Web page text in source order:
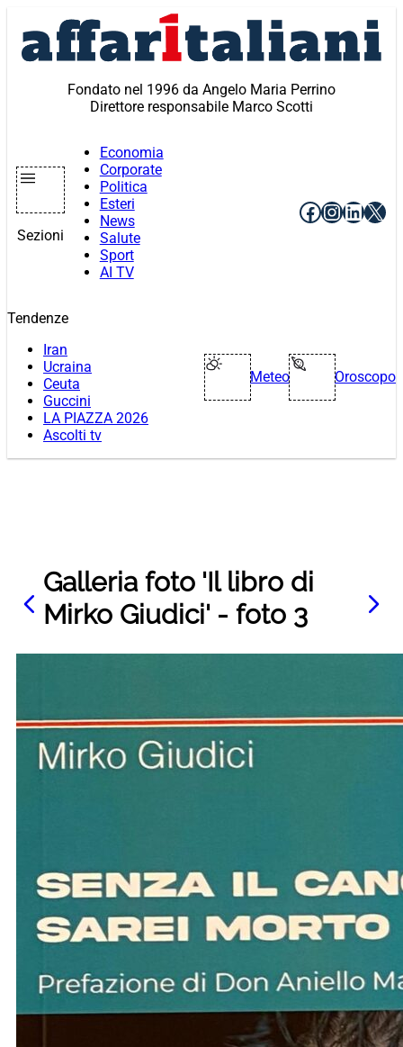
contenuto
Fondato nel 1996 da Angelo Maria Perrino
Direttore responsabile Marco Scotti
Sezioni
Economia
Corporate
Politica
Esteri
News
Salute
Sport
AI TV
Facebook
X
Tendenze
Iran
Ucraina
Ceuta
Guccini
LA PIAZZA 2026
Ascolti tv
Meteo Oroscopo
Galleria foto 'Il libro di
Mirko Giudici' - foto 3